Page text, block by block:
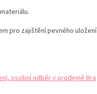
pro zajištění pevného uložení
osobní odběr v prodejně Bra